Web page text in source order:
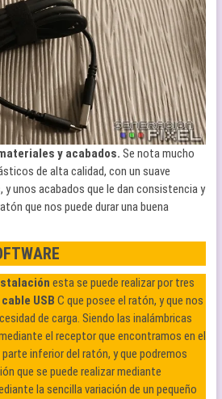
y acabados. Se nota mucho
de alta calidad, con un suave
unos acabados que le dan consistencia y
que nos puede durar una buena
esta se puede realizar por tres
cable USB C que posee el ratón, y que nos
de carga. Siendo las inalámbricas
el receptor que encontramos en el
inferior del ratón, y que podremos
que se puede realizar mediante
la sencilla variación de un pequeño